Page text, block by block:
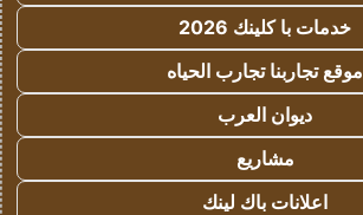
خدمات با كلينك 2026
موقع تجاربنا تجارب الحياه
ديوان العرب
مشاريع
اعلانات باك لينك